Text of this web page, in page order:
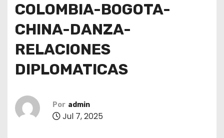
COLOMBIA-BOGOTA-
CHINA-DANZA-
RELACIONES
DIPLOMATICAS
Por admin
Jul 7, 2025